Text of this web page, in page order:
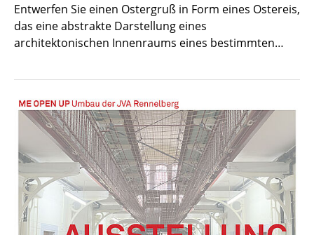
Entwerfen Sie einen Ostergruß in Form eines Ostereis,
das eine abstrakte Darstellung eines
architektonischen Innenraums eines bestimmten…